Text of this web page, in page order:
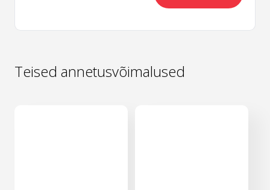
Teised annetusvõimalused